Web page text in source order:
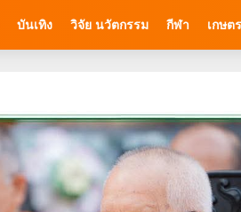
บันเทิง วิจัย นวัตกรรม กีฬา เกษตร